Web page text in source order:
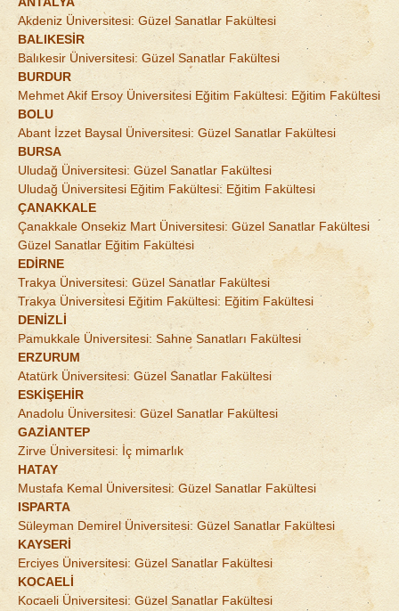
Akdeniz Üniversitesi: Güzel Sanatlar Fakültesi
BALIKESİR
Balıkesir Üniversitesi: Güzel Sanatlar Fakültesi
BURDUR
Mehmet Akif Ersoy Üniversitesi Eğitim Fakültesi: Eğitim Fakültesi
BOLU
Abant İzzet Baysal Üniversitesi: Güzel Sanatlar Fakültesi
BURSA
Uludağ Üniversitesi: Güzel Sanatlar Fakültesi
Uludağ Üniversitesi Eğitim Fakültesi: Eğitim Fakültesi
ÇANAKKALE
Çanakkale Onsekiz Mart Üniversitesi: Güzel Sanatlar Fakültesi
Güzel Sanatlar Eğitim Fakültesi
EDİRNE
Trakya Üniversitesi: Güzel Sanatlar Fakültesi
Trakya Üniversitesi Eğitim Fakültesi: Eğitim Fakültesi
DENİZLİ
Pamukkale Üniversitesi: Sahne Sanatları Fakültesi
ERZURUM
Atatürk Üniversitesi: Güzel Sanatlar Fakültesi
ESKİŞEHİR
Anadolu Üniversitesi: Güzel Sanatlar Fakültesi
GAZİANTEP
Zirve Üniversitesi: İç mimarlık
HATAY
Mustafa Kemal Üniversitesi: Güzel Sanatlar Fakültesi
ISPARTA
Süleyman Demirel Üniversitesi: Güzel Sanatlar Fakültesi
KAYSERİ
Erciyes Üniversitesi: Güzel Sanatlar Fakültesi
KOCAELİ
Kocaeli Üniversitesi: Güzel Sanatlar Fakültesi